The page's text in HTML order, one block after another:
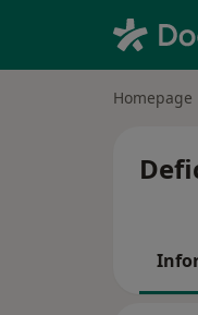
Homepage